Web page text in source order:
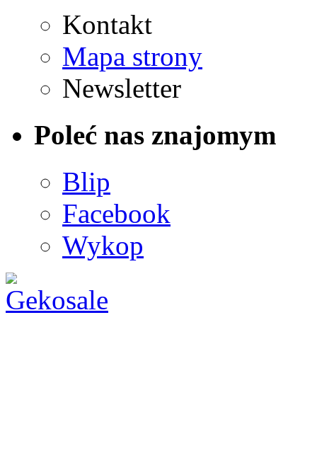
Kontakt
Mapa strony
Newsletter
Poleć nas znajomym
Blip
Facebook
Wykop